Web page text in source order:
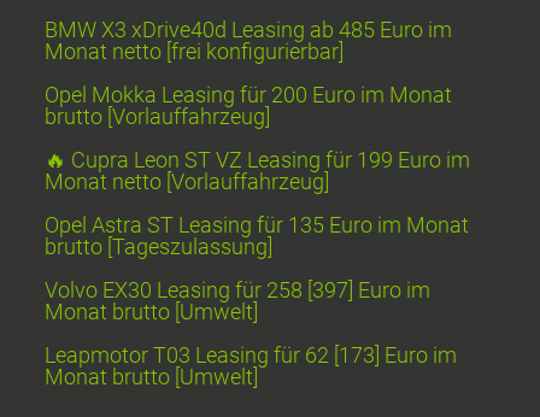
BMW X3 xDrive40d Leasing ab 485 Euro im
Monat netto [frei konfigurierbar]
Opel Mokka Leasing für 200 Euro im Monat
brutto [Vorlauffahrzeug]
🔥 Cupra Leon ST VZ Leasing für 199 Euro im
Monat netto [Vorlauffahrzeug]
Opel Astra ST Leasing für 135 Euro im Monat
brutto [Tageszulassung]
Volvo EX30 Leasing für 258 [397] Euro im
Monat brutto [Umwelt]
Leapmotor T03 Leasing für 62 [173] Euro im
Monat brutto [Umwelt]